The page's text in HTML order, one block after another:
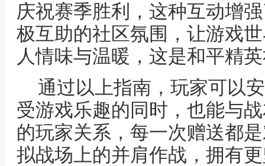
庆祝赛季胜利，这种互动增
极互助的社区氛围，让游戏
人情味与温暖，这是和平精
通过以上指南，玩家可以
受游戏乐趣的同时，也能与
的玩家关系，每一次赠送都
拟战场上的并肩作战，拥有